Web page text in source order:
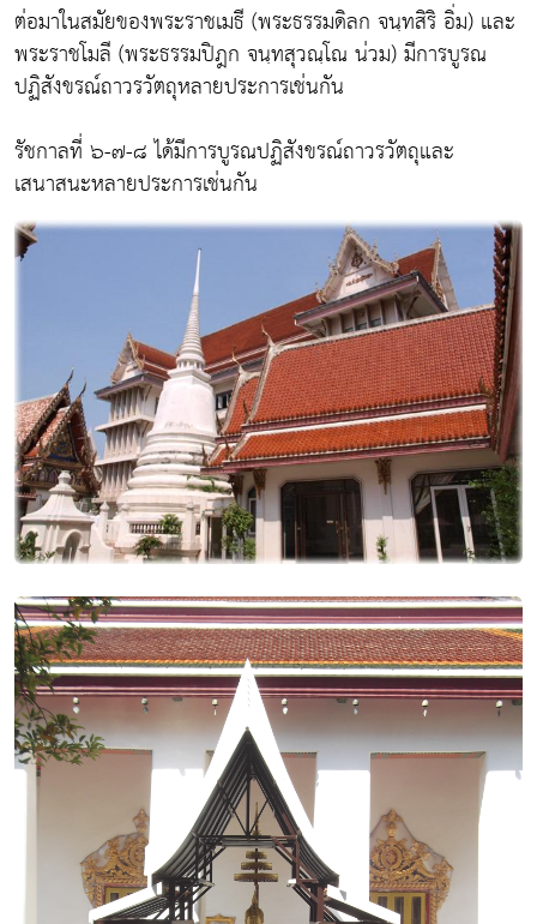
ต่อมาในสมัยของพระราชเมธี (พระธรรมดิลก จนฺทสิริ อิ่ม) และ
พระราชโมลี (พระธรรมปิฎก จนฺทสุวณฺโณ น่วม) มีการบูรณ
ปฏิสังขรณ์ถาวรวัตถุหลายประการเช่นกัน
รัชกาลที่ ๖-๗-๘ ได้มีการบูรณปฏิสังขรณ์ถาวรวัตถุและ
เสนาสนะหลายประการเช่นกัน